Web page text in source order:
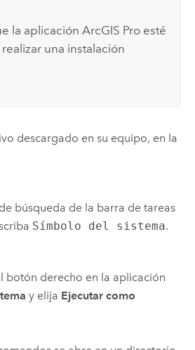
la aplicaciónArcGIS Pro esté
una instalación
descargado en su equipo, en la
búsqueda de la barra de tareas
Símbolo del sistema.
botón derecho en la aplicación
y elija Ejecutar como